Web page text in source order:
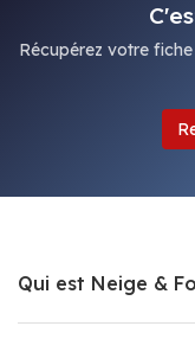
Récupérez votre
Qui est Neige &